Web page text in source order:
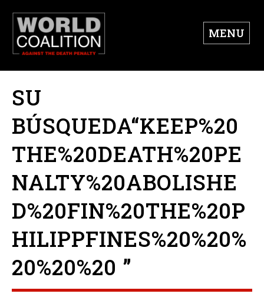
MENU
SU
BÚSQUEDA“KEEP%20
THE%20DEATH%20PE
NALTY%20ABOLISHE
D%20FIN%20THE%20P
HILIPPFINES%20%20%
20%20%20 ”